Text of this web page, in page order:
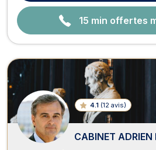
15 min offertes
4.1 (12 avis)
CABINET ADRIEN